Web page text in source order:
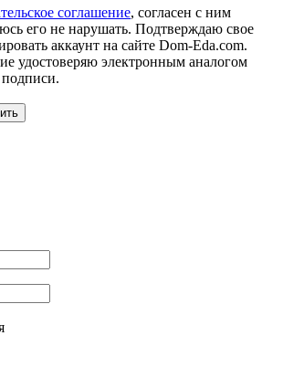
соглашение, согласен с ним
его не нарушать. Подтверждаю свое
аккаунт на сайте Dom-Eda.com.
удостоверяю электронным аналогом